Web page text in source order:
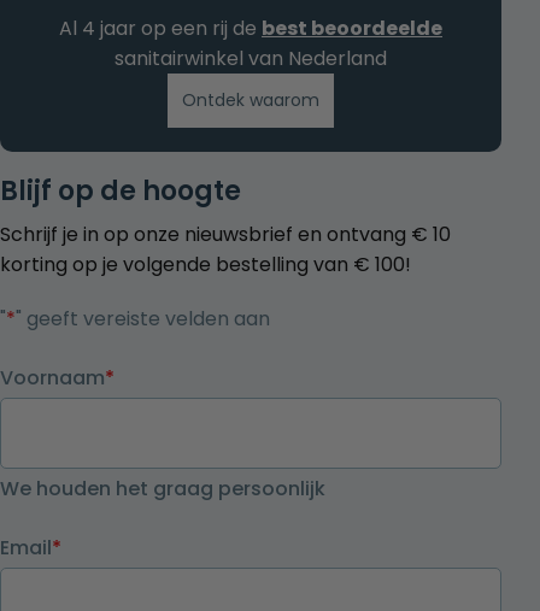
Blijf op de hoogte
Schrijf je in op onze nieuwsbrief en ontvang € 10
korting op je volgende bestelling van € 100!
"*" geeft vereiste velden aan
Voornaam*
We houden het graag persoonlijk
Email*
Al 4 jaar op een rij de best beoordeelde
sanitairwinkel van Nederland
Ontdek waarom